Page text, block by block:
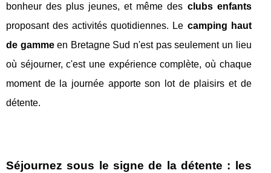
bonheur des plus jeunes, et même des clubs enfants
proposant des activités quotidiennes. Le camping haut
de gammeen Bretagne Sud n'est pas seulement un lieu
où séjourner, c'est une expérience complète, où chaque
moment de la journée apporte son lot de plaisirs et de
détente.
Séjournez sous le signe de la détente : les